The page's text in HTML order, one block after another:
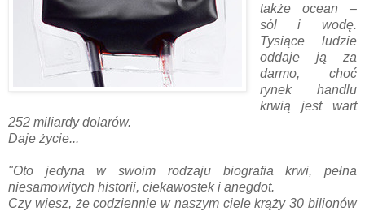
także ocean –
sól i wodę.
Tysiące ludzie
oddaje ją za
darmo, choć
rynek handlu
krwią jest wart
252 miliardy dolarów.
Daje życie...
"Oto jedyna w swoim rodzaju biografia krwi, pełna
niesamowitych historii, ciekawostek i anegdot.
Czy wiesz, że codziennie w naszym ciele krąży 30 bilionów